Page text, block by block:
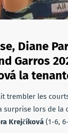
Diane
Garros
la
trembler les
surprise lors de
Krejčíková (1-6,